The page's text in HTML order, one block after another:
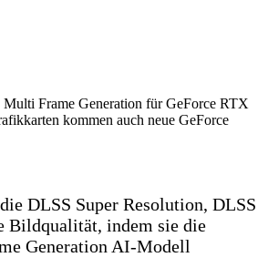
Frame Generation für GeForce RTX
kommen auch neue GeForce
DLSS Super Resolution, DLSS
Bildqualität, indem sie die
Generation AI-Modell